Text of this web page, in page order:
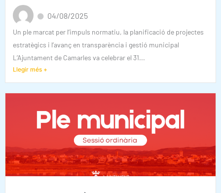
04/08/2025
Un ple marcat per l’impuls normatiu, la planificació de projectes
estratègics i l’avanç en transparència i gestió municipal
L’Ajuntament de Camarles va celebrar el 31...
Llegir més +